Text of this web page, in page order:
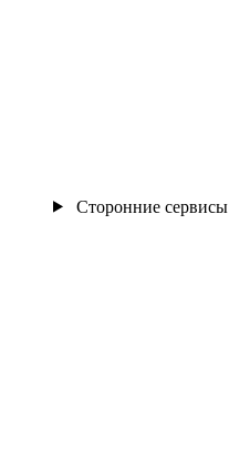
Сторонние сервисы